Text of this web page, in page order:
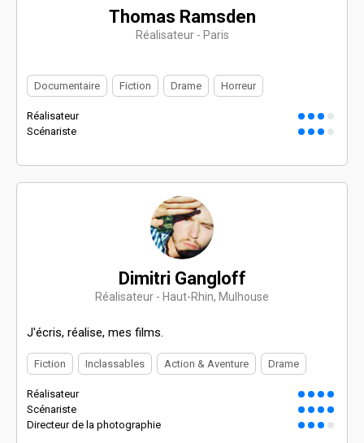
Thomas Ramsden
Réalisateur - Paris
Documentaire Fiction Drame Horreur
Réalisateur
Scénariste
Dimitri Gangloff
Réalisateur - Haut-Rhin, Mulhouse
J'écris, réalise, mes films.
Fiction Inclassables Action & Aventure Drame
Réalisateur
Scénariste
Directeur de la photographie